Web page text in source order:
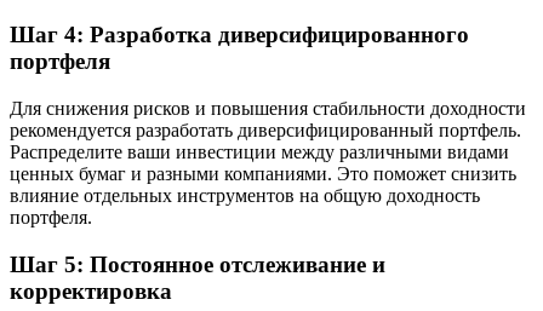
Шаг 4: Разработка диверсифицированного
портфеля
Для снижения рисков и повышения стабильности доходности
рекомендуется разработать диверсифицированный портфель.
Распределите ваши инвестиции между различными видами
ценных бумаг и разными компаниями. Это поможет снизить
влияние отдельных инструментов на общую доходность
портфеля.
Шаг 5: Постоянное отслеживание и
корректировка